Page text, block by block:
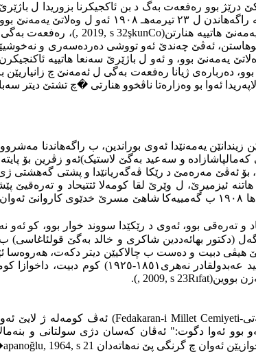
کا کەنگی ئەو هاتییە دوورئێخستن بو یەمەنێ، بەلێ ل
Co
şkun
, 2019, s 32
ڤەگوهاستن، ئەڤێ چەندێ ئەو تووشی دەردەسەری و
یەمەنێ بوو، و ئەو ل باژێرێ سەنعا هاتییە
ئەمەنێ بوو، دەربارەی ژیانا رەفعەت بەگی ل ئەمەنێ چ
�چ تشتێ دیتر
بەگێ کەمالپاشازادە و سەعید بەگێ لاستیک)ئەو زڤرین
ئیزمیرێ، ل وێرێ لقا كومه‌لا ئتتیحاد و
ئیستانبولێ برێکەفتن، ئەو باژێرێ ئەو ب سالان بوو ژێ دوورکەفتی، ل ٣٠
تەرەقی بوو، ئەوی د رێکێدا سووند خوار بوو، کو ئەو
بهائەددین شاکری و خالد بەگێ قولئاغاسی) ب
هیڤی دبیت و دەست ب چالاکیێن دیتر دکەت، هەروەسا
بوو دگەل ئەرمەنان، پاشی دگەل سەروکێ کومەلا
بووین(Rıfat
, 2009, s 23
).
Fedakaran-i Millet Cemiyeti) ئەڤ کومەلە ژ لایێ
ئەو بوو ئەوا دگوت:" ئەڤان کەسان دژی سولتانی و
ئەوان چ گرنگی پێ نەهاتەدان 1964, s 21